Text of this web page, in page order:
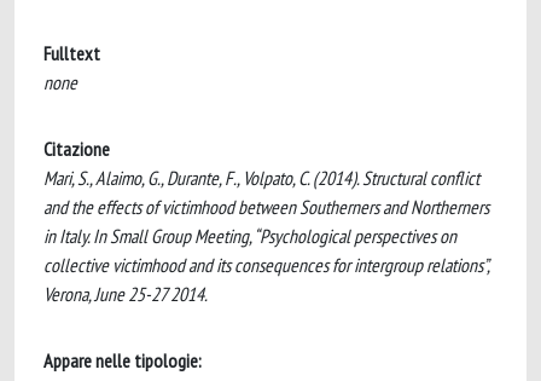
Fulltext
none
Citazione
Mari, S., Alaimo, G., Durante, F., Volpato, C. (2014). Structural conflict
and the effects of victimhood between Southerners and Northerners
in Italy. In Small Group Meeting, “Psychological perspectives on
collective victimhood and its consequences for intergroup relations”,
Verona, June 25-27 2014.
Appare nelle tipologie: